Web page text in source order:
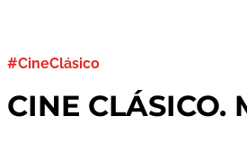
#CineClásico
CINE